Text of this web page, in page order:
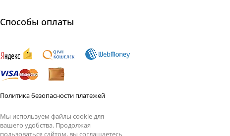
Способы оплаты
Политика безопасности платежей
Мы используем файлы cookie для
вашего удобства. Продолжая
пользоваться сайтом, вы соглашаетесь